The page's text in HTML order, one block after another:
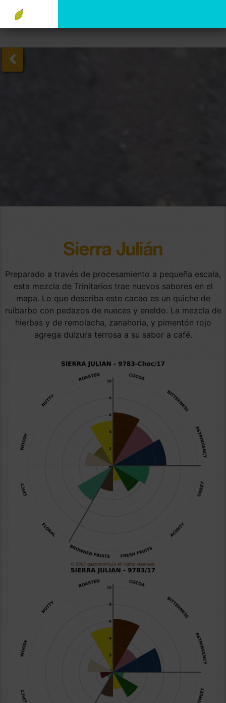
Sierra Julián
Preparado a través de procesamiento a pequeña escala,
esta mezcla de Trinitarios trae nuevos sabores en el
mapa. Lo que describa este cacao es un quiche de
ruibarbo con pedazos de nueces y eneldo. La mezcla de
hierbas y de remolacha, zanahoria, y pimentón rojo
agrega dulzura terrosa a su sabor a café.